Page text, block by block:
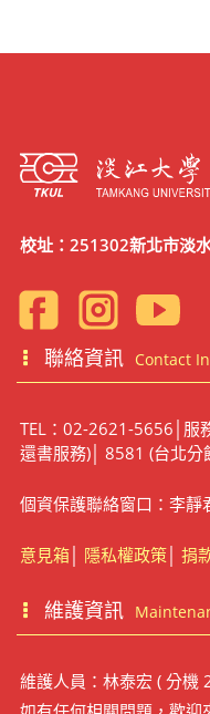
校址：251302新北市淡
聯絡資訊 Contact
TEL：02-2621-5656│服
還書服務)│ 8581 (台北分
個資保護聯絡窗口：李靜
意見箱│ 隱私權政策│ 捐
維護資訊
維護人員：林泰宏 ( 分機